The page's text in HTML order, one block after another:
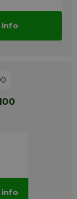
niet kan
oliën ook
in
info
info